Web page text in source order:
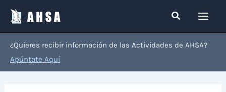
contenido
Buscar
¿Quieres recibir información de las Actividades de AHSA?
Apúntate Aquí